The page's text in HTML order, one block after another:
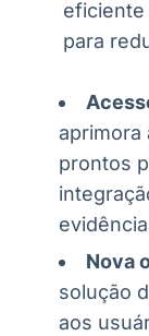
eficiente
para
aprimora
prontos
Nova
solução
aos